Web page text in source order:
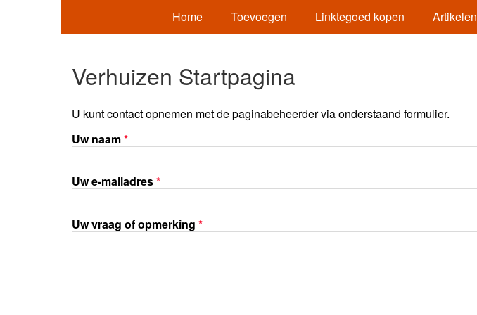
Home Toevoegen Linktegoed kopen Artikelen
Verhuizen Startpagina
U kunt contact opnemen met de paginabeheerder via onderstaand formulier.
Uw naam*
Uw e-mailadres*
Uw vraag of opmerking *